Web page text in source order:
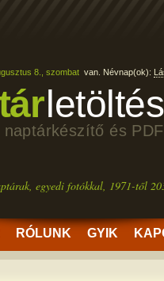
letöltés
naptárkészítő és
egyedi fotókkal, 1971-től
RÓLUNK GYIK
8., szombat van. Névnap(ok):